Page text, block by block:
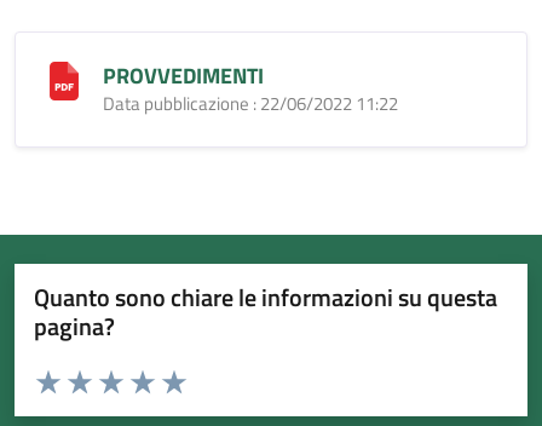
PROVVEDIMENTI
Data pubblicazione : 22/06/2022 11:22
Quanto sono chiare le informazioni su questa
pagina?
Valuta da 1 a 5 stelle la pagina
Valuta 5 stelle su 5
Valuta 4 stelle su 5
Valuta 3 stelle su 5
Valuta 2 stelle su 5
Valuta 1 stelle su 5